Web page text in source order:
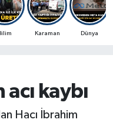
Karaman Dünya
kaybı
Hacı İbrahim